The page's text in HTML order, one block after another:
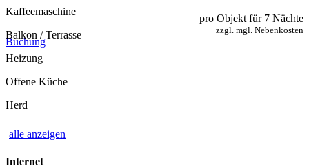
pro Objekt für 7 Nächte
zzgl. mgl. Nebenkosten
Buchung
Kaffeemaschine
Balkon / Terrasse
Heizung
Offene Küche
Herd
alle anzeigen
Internet